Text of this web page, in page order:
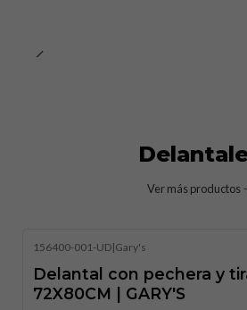
Ver más productos
156400-001-UD|Gary's
Delantal con pechera y
72X80CM | GARY'S